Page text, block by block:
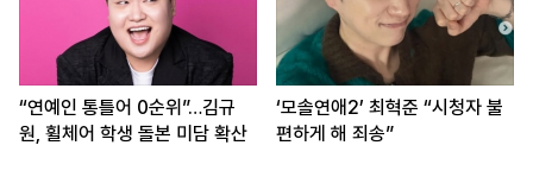
“연예인 통틀어 0순위”…김규
원, 휠체어 학생 돌본 미담 확산
‘모솔연애2’ 최혁준 “시청자 불
편하게 해 죄송”